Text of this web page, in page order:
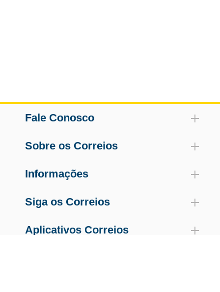
Fale Conosco
Sobre os Correios
Informações
Siga os Correios
Aplicativos Correios